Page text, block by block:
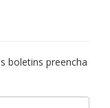
boletins preencha